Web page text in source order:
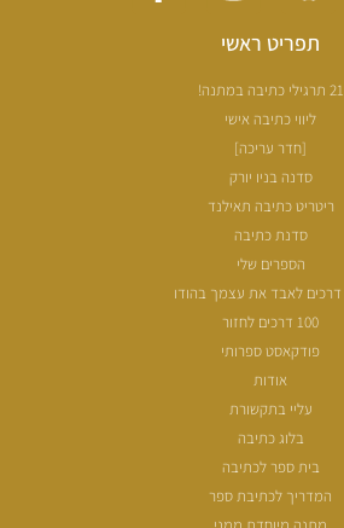
תפריט ראשי
21 תרגילי כתיבה במתנה!
ליווי כתיבה אישי
[חדר עריכה]
סדנה בניו יורק
ריטריט כתיבה תאילנד
סדנת כתיבה
הספרים שלי
100 דרכים לחזור
פודקאסט ספרותי
אודות
עליי בתקשורת
בלוג כתיבה
בית ספר לכתיבה
המדריך לכתיבת ספר